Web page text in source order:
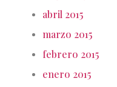
abril 2015
marzo 2015
febrero 2015
enero 2015